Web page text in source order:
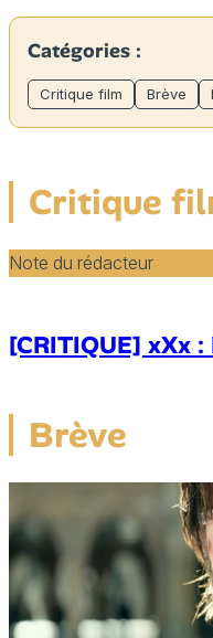
Catégories :
Critique film Brève
Critique
Note du rédacteur
[CRITIQUE] xXx :
Brève